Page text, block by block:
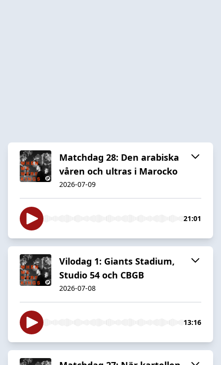
Matchdag 28: Den arabiska
våren och ultras i Marocko
2026-07-09
21:01
Vilodag 1: Giants Stadium,
Studio 54 och CBGB
2026-07-08
13:16